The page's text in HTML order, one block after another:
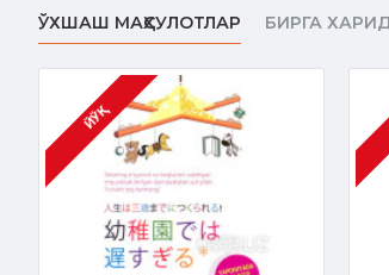
ЎХШАШ МАҲСУЛОТЛАР БИРГА
ЙЎҚ